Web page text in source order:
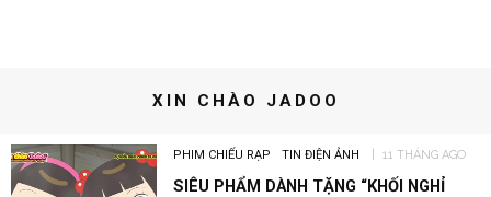
XIN CHÀO JADOO
PHIM CHIẾU RẠP TIN ĐIỆN ẢNH 11 THÁNG AGO
SIÊU PHẨM DÀNH TẶNG “KHỐI NGHỈ